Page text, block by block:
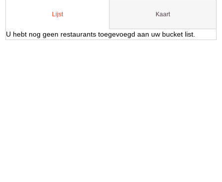
Lijst Kaart
U hebt nog geen restaurants toegevoegd aan uw bucket list.